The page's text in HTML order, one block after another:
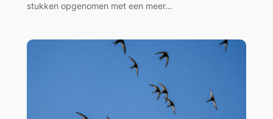
stukken opgenomen met een meer…